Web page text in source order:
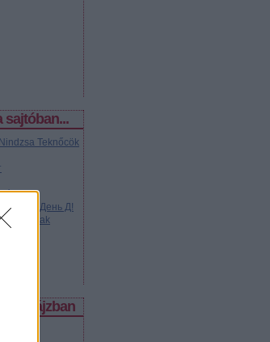
sajtóban...
Teknőcök
День Д!
a spájzban
és